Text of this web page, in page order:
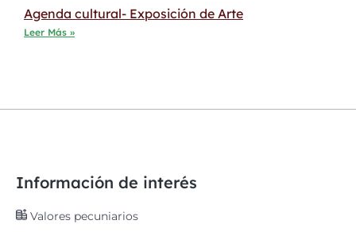
Agenda cultural- Exposición de Arte
Leer Más »
Información de interés
Valores pecuniarios